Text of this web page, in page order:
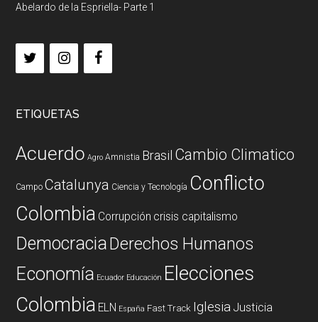
Abelardo de la Espriella- Parte 1
ETIQUETAS
Acuerdo Agro Amnistia Brasil Cambio Climatico
Campo Catalunya Ciencia y Tecnología Conflicto
Colombia Corrupción crisis capitalismo
DemocraciaDerechos Humanos
Economía Ecuador Educación Elecciones
Colombia ELN España Fast Track Iglesia Justicia